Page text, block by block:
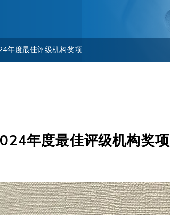
年度最佳评级机构奖项
年度最佳评级机构奖项